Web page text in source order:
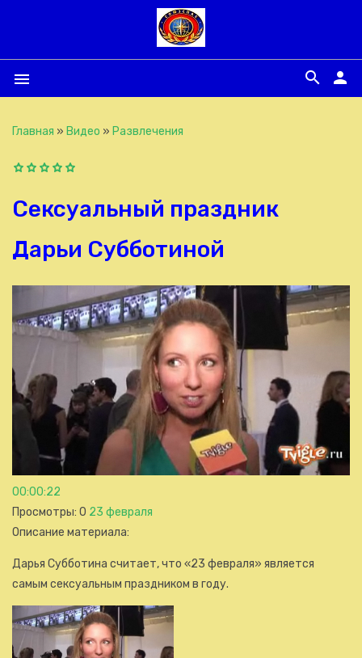
menu person
search
Главная » Видео » Развлечения
Сексуальный праздник
Дарьи Субботиной
00:00:22
Просмотры: 0 23 февраля
Описание материала:
Дарья Субботина считает, что «23 февраля» является
самым сексуальным праздником в году.